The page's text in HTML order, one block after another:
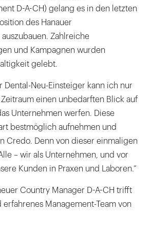
D-A-CH) gelang es in den letzten
des Hanauer
auszubauen. Zahlreiche
und Kampagnen wurden
gelebt.
Dental-Neu-Einsteiger kann ich nur
einen unbedarften Blick auf
Unternehmen werfen. Diese
bestmöglich aufnehmen und
Credo. Denn von dieser einmaligen
– wir als Unternehmen, und vor
Kunden in Praxen und Laboren.“
Country Manager D-A-CH trifft
Management-Team von